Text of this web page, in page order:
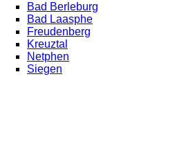
Bad Berleburg
Bad Laasphe
Freudenberg
Kreuztal
Netphen
Siegen